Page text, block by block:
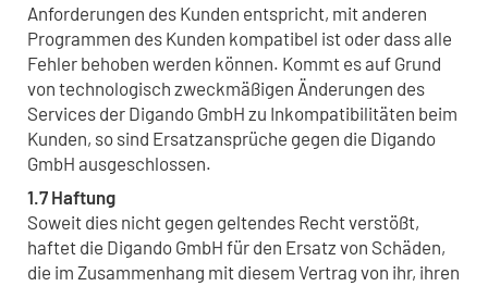
Anforderungen des Kunden entspricht, mit anderen
Programmen des Kunden kompatibel ist oder dass alle
Fehler behoben werden können. Kommt es auf Grund
von technologisch zweckmäßigen Änderungen des
Services der Digando GmbH zu Inkompatibilitäten beim
Kunden, so sind Ersatzansprüche gegen die Digando
GmbH ausgeschlossen.
1.7 Haftung
Soweit dies nicht gegen geltendes Recht verstößt,
haftet die Digando GmbH für den Ersatz von Schäden,
die im Zusammenhang mit diesem Vertrag von ihr, ihren